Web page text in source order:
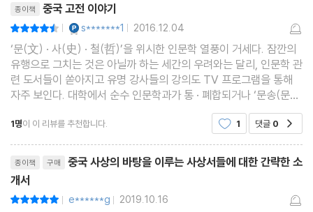
종이책 중국 고전 이야기
| s*******1 | 2016.12.04
‘문(文) · 사(史) · 철(哲)’을 위시한 인문학 열풍이 거세다. 잠깐의
유행으로 그치는 것은 아닐까 하는 세간의 우려와는 달리, 인문학 관
련 도서들이 쏟아지고 유명 강사들의 강의도 TV 프로그램을 통해
자주 보인다. 대학에서 순수 인문학과가 통 · 폐합되거나 ‘문송(문과
라서 죄송)합니다.’라는 서글픈 유행어가 공존하는 모순된 세태다.
자본주의적 관점에서 볼 때 경제적 가치도
1명이 이 리뷰를 추천합니다. 1 댓글 0
종이책 구매
중국 사상의 바탕을 이루는 사상서들에 대한 간략한 소
개서
| e******g | 2019.10.16